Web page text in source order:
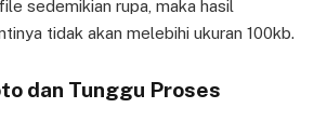
sedemikian rupa, maka hasil
tidak akan melebihi ukuran 100kb.
dan Tunggu Proses